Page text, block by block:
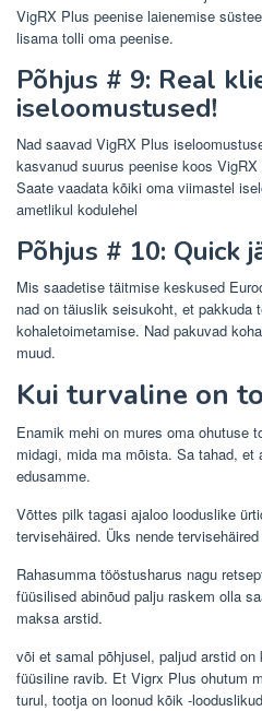
VigRX Plus peenise laienemise
lisama tolli oma peenise.
Põhjus # 9: Real
iseloomustused!
Nad saavad VigRX Plus
kasvanud suurus peenise koos
Saate vaadata kõiki oma viimastel
ametlikul kodulehel
Põhjus # 10: Quick
Mis saadetise täitmise keskused
nad on täiuslik seisukoht, et pakkuda
kohaletoimetamise. Nad pakuvad
muud.
Kui turvaline on
Enamik mehi on mures oma ohutuse
midagi, mida ma mõista. Sa tahad, et
edusamme.
Võttes pilk tagasi ajaloo looduslike
tervisehäired. Üks nende
Rahasumma tööstusharus nagu
füüsilised abinõud palju raskem olla
maksa arstid.
või et samal põhjusel, paljud arstid
füüsiline ravib. Et Vigrx Plus ohutum
turul, tootja on loonud kõik -